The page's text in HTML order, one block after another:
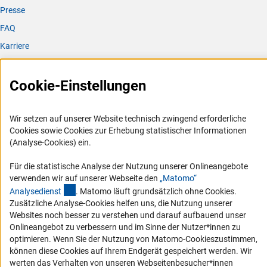
Materials & Design 237 (2024).
Schalk, M. Schowalter, A. Rosenauer, J. Huang, J. Kiefer,
Splitting Using Sn Doped In2S3 Homologous Series
Synthesized in Oxygen Deficient Flame, Adv. Funct. Mater.
[8] J.D. Groeneveld, S. Pokhrel, L. Mädler, Flame
emission spectroscopy of single droplet micro explosions,
[9] A. Chouhan, L. Mädler, N. Ellendt, Modeling of rapid
solidification in Laser Powder Bed Fusion processes,
Computational Materials Science 238 (2024).
[10] M. Vollbrecht, K. Krieger, J. Grundmann, H. Birkholz,
N. Riefler, L. Mädler, An integrated data pipeline for
semantic data representation of the flame spray pyrolysis
Presse
FAQ
Karriere
Logo und Corporate Design
RSS-Feeds
Vergabeverfahren
Barrierefreiheit
Service und Informationen für Menschen mit Behinderungen
Erklärung zur Barrierefreiheit
Barriere melden
DFG-aktuell
Erhalten Sie Neuigkeiten aus der DFG direkt in Ihr Mailpostfach oder
schauen Sie sich die Ausgaben online an.
Cookie-Einstellungen
Wir setzen auf unserer Website technisch zwingend erforderliche
Cookies sowie Cookies zur Erhebung statistischer Informationen
(Analyse-Cookies) ein.
Für die statistische Analyse der Nutzung unserer Onlineangebote
verwenden wir auf unserer Webseite den „Matomo“
Analysedienst (externer Link)
. Matomo läuft grundsätzlich ohne Cookies.
Zusätzliche Analyse-Cookies helfen uns, die Nutzung unserer
Websites noch besser zu verstehen und darauf aufbauend unser
Onlineangebot zu verbessern und im Sinne der Nutzer*innen zu
optimieren. Wenn Sie der Nutzung von Matomo-Cookieszustimmen,
können diese Cookies auf Ihrem Endgerät gespeichert werden. Wir
werten das Verhalten von unseren Webseitenbesucher*innen